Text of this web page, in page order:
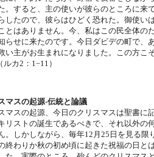
。すると、主の使いが彼らのところに来
したので、彼らはひどく恐れた。御使い
とはありません。今、私はこの民全体の
らせに来たのです。今日ダビデの町で、
い主がお生まれになりました。この方こ
ルカ2：1−11）
マスの起源‐伝統と論議
マスの起源、今日のクリスマスは聖書に
リストの誕生であるべきで、それ以外の
。しかしながら、毎年12月25日を見る限
終わりか秋の初め頃に起きた祝福の日と